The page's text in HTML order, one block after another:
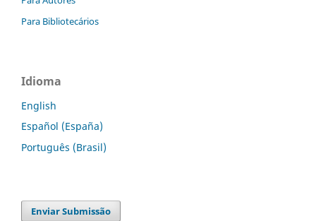
Para Bibliotecários
Idioma
English
Español (España)
Português (Brasil)
Enviar Submissão